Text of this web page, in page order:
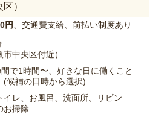
）
円 、交通費支給、前払い制度あり
市中央区付近）
で1時間〜、好きな日に働くこと
(候補の日時から選択)
イレ、お風呂、洗面所、リビン
お掃除